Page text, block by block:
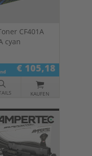
CF401A
cyan
€ 105,18
KAUFEN